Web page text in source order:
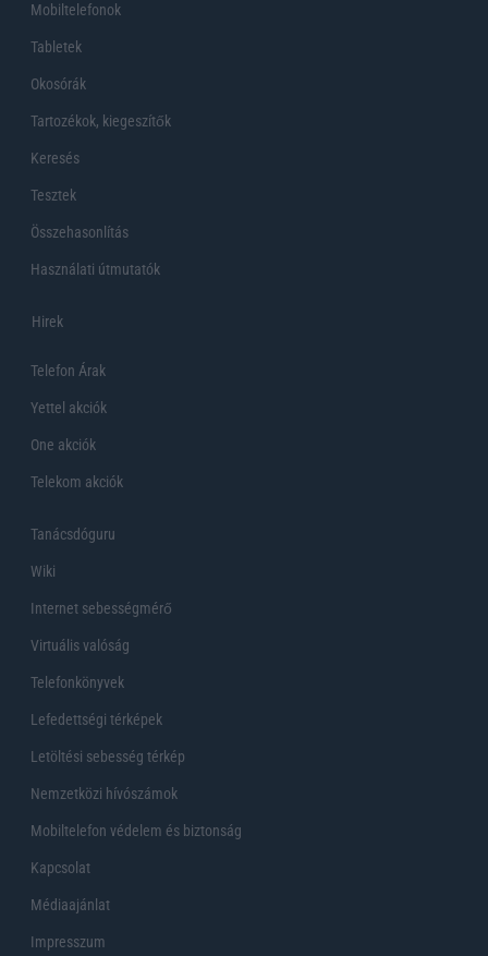
Mobiltelefonok
Tabletek
Okosórák
Tartozékok, kiegeszítők
Keresés
Tesztek
Összehasonlítás
Használati útmutatók
Hirek
Telefon Árak
Yettel akciók
One akciók
Telekom akciók
Tanácsdóguru
Wiki
Internet sebességmérő
Virtuális valóság
Telefonkönyvek
Lefedettségi térképek
Letöltési sebesség térkép
Nemzetközi hívószámok
Mobiltelefon védelem és biztonság
Kapcsolat
Médiaajánlat
Impresszum